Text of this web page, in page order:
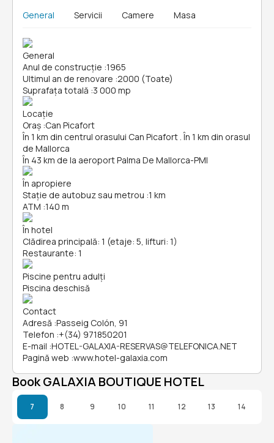
General Servicii Camere Masa
General
Anul de construcție :1965
Ultimul an de renovare :2000 (Toate)
Suprafața totală :3 000 mp
Locație
Oraș :Can Picafort
În 1 km din centrul orasului Can Picafort . În 1 km din orasul
de Mallorca
În 43 km de la aeroport Palma De Mallorca-PMI
În apropiere
Stație de autobuz sau metrou :1 km
ATM :140 m
În hotel
Clădirea principală: 1 (etaje: 5, lifturi: 1)
Restaurante: 1
Piscine pentru adulți
Piscina deschisă
Contact
Adresă :Passeig Colón, 91
Telefon :+(34) 971850201
E-mail :HOTEL-GALAXIA-RESERVAS@TELEFONICA.NET
Pagină web :www.hotel-galaxia.com
Book GALAXIA BOUTIQUE HOTEL
7 8 9 10 11 12 13 14